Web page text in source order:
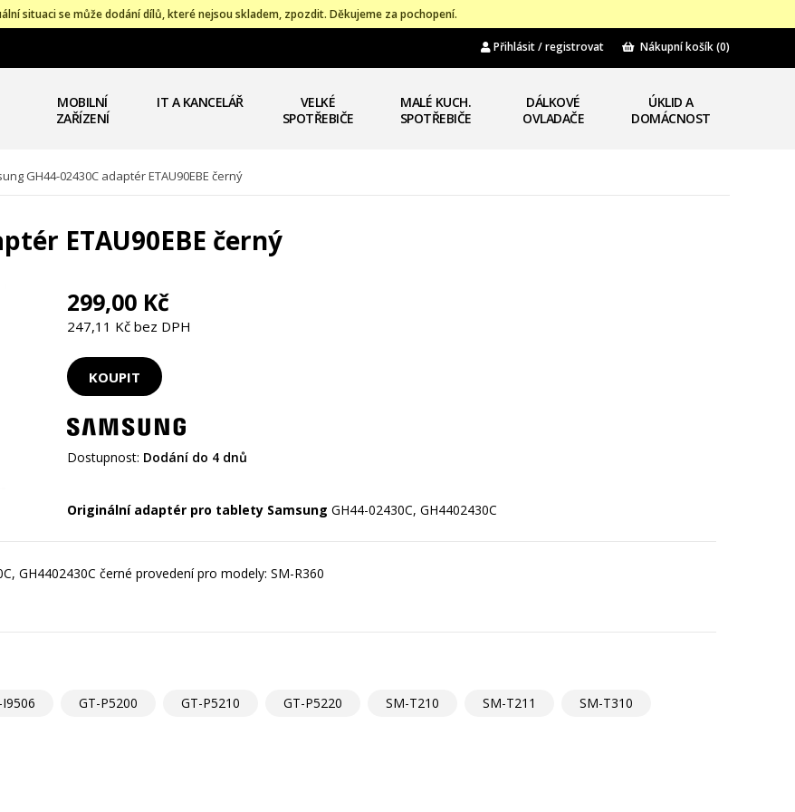
situaci se může dodání dílů, které nejsou skladem, zpozdit. Děkujeme za pochopení.
Přihlásit / registrovat Nákupní košík(0)
MOBILNÍ
ZAŘÍZENÍ
IT A KANCELÁŘ
VELKÉ
SPOTŘEBIČE
MALÉ KUCH.
SPOTŘEBIČE
DÁLKOVÉ
OVLADAČE
ÚKLID A
DOMÁCNOST
GH44-02430C adaptér ETAU90EBE černý
ETAU90EBE černý
299,00 Kč
247,11 Kč bez DPH
Dostupnost: Dodání do 4 dnů
Originální adaptér pro tablety Samsung
GH4402430C černé provedení pro modely: SM-R360
GT-P5200 GT-P5210 GT-P5220 SM-T210 SM-T211
SM-T310